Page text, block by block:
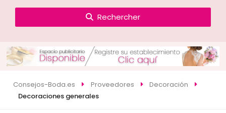
Rechercher
Consejos-Boda.es Proveedores
Decoración
Decoraciones generales